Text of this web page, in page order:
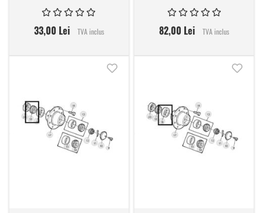
33,00 Lei TVA inclus 82,00 Lei TVA inclus